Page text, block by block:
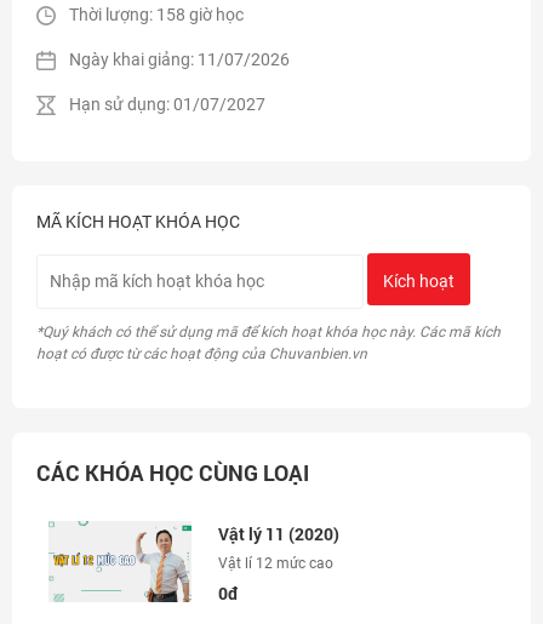
TẬP
Thời lượng: 158 giờ học
Ngày khai giảng: 11/07/2026
Hạn sử dụng: 01/07/2027
MÃ KÍCH HOẠT KHÓA HỌC
Kích hoạt
*Quý khách có thể sử dụng mã để kích hoạt khóa học này. Các mã kích
hoạt có được từ các hoạt động của Chuvanbien.vn
CÁC KHÓA HỌC CÙNG LOẠI
Vật lý 11 (2020)
Vật lí 12 mức cao
0đ